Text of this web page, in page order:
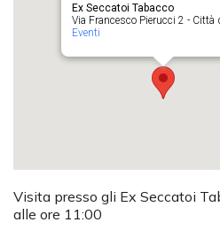
Ex Seccatoi Tabacco
Via Francesco Pierucci 2 - Città
Eventi
Visita presso gli Ex Seccatoi
alle ore 11:00